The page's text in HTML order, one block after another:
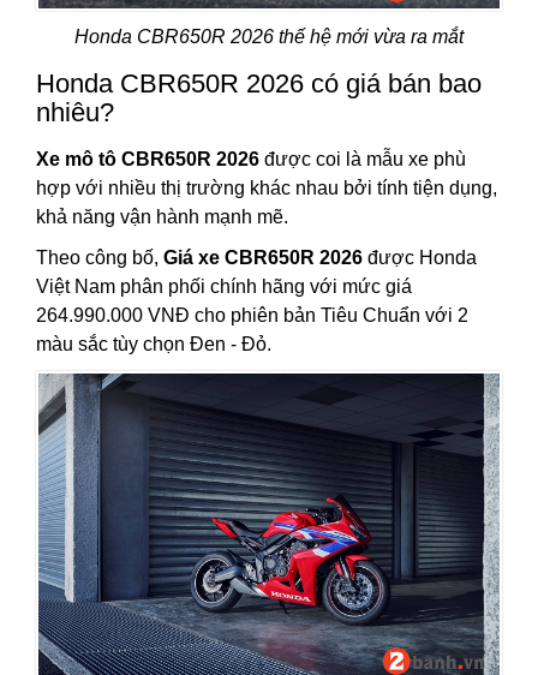
Honda CBR650R 2026 thế hệ mới vừa ra mắt
Honda CBR650R 2026 có giá bán bao
nhiêu?
Xe mô tô CBR650R 2026 được coi là mẫu xe phù
hợp với nhiều thị trường khác nhau bởi tính tiện dụng,
khả năng vận hành mạnh mẽ.
Theo công bố, Giá xe CBR650R 2026 được Honda
Việt Nam phân phối chính hãng với mức giá
264.990.000 VNĐ cho phiên bản Tiêu Chuẩn với 2
màu sắc tùy chọn Đen - Đỏ.